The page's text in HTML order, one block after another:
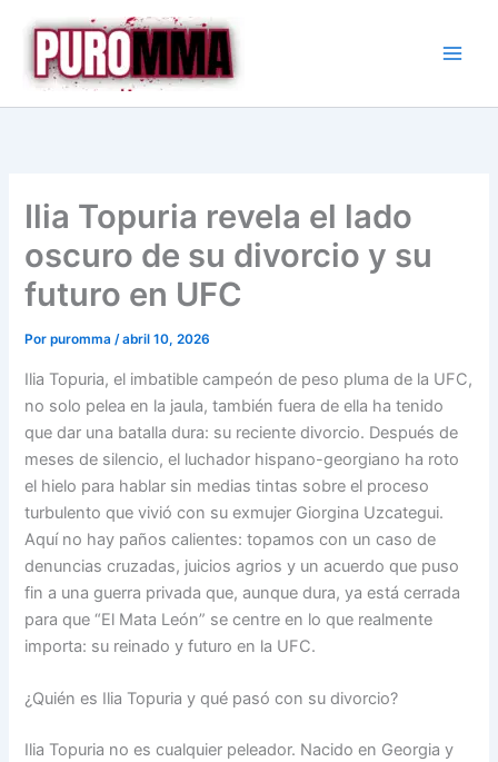
contenido
Ilia Topuria revela el lado
oscuro de su divorcio y su
futuro en UFC
Porpuromma/abril 10, 2026
Ilia Topuria, el imbatible campeón de peso pluma de la UFC,
no solo pelea en la jaula, también fuera de ella ha tenido
que dar una batalla dura: su reciente divorcio. Después de
meses de silencio, el luchador hispano-georgiano ha roto
el hielo para hablar sin medias tintas sobre el proceso
turbulento que vivió con su exmujer Giorgina Uzcategui.
Aquí no hay paños calientes: topamos con un caso de
denuncias cruzadas, juicios agrios y un acuerdo que puso
fin a una guerra privada que, aunque dura, ya está cerrada
para que “El Mata León” se centre en lo que realmente
importa: su reinado y futuro en la UFC.
¿Quién es Ilia Topuria y qué pasó con su divorcio?
Ilia Topuria no es cualquier peleador. Nacido en Georgia y